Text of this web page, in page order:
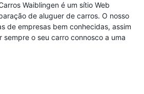
Waiblingen é um sítio Web
de aluguer de carros. O nosso
de empresas bem conhecidas, assim
o seu carro connosco a uma